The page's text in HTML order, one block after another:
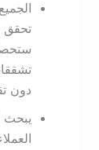
تحقق
دون
يبحث